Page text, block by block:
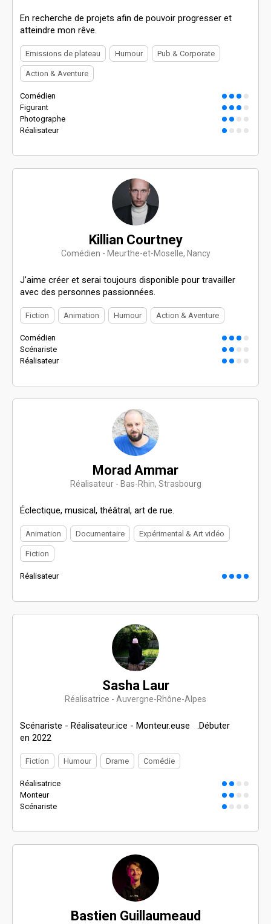
En recherche de projets afin de pouvoir progresser et
atteindre mon rêve.
Emissions de plateau Humour Pub & Corporate
Action & Aventure
Comédien
Figurant
Photographe
Réalisateur
Killian Courtney
Comédien - Meurthe-et-Moselle, Nancy
J’aime créer et serai toujours disponible pour travailler
avec des personnes passionnées.
Fiction Animation Humour Action & Aventure
Comédien
Scénariste
Réalisateur
Morad Ammar
Réalisateur - Bas-Rhin, Strasbourg
Éclectique, musical, théâtral, art de rue.
Animation Documentaire Expérimental & Art vidéo
Fiction
Réalisateur
Sasha Laur
Réalisatrice - Auvergne-Rhône-Alpes
Scénariste - Réalisateur.ice - Monteur.euse .Débuter
en 2022
Fiction Humour Drame Comédie
Réalisatrice
Monteur
Scénariste
Bastien Guillaumeaud